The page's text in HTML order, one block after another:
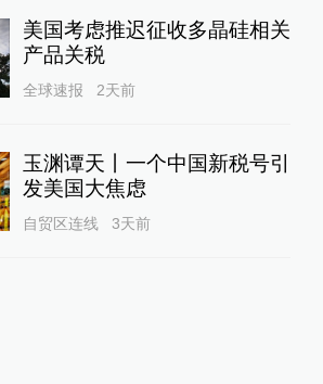
美国考虑推迟征收多晶硅相关
产品关税
全球速报 2天前
玉渊谭天丨一个中国新税号引
发美国大焦虑
自贸区连线 3天前